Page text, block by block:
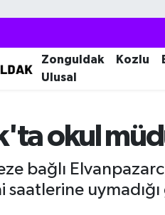
Zonguldak Kozlu
Ulusal
okul
bağlı
saatlerine